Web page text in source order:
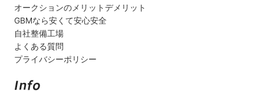
オークションのメリットデメリット
GBMなら安くて安心安全
自社整備工場
よくある質問
プライバシーポリシー